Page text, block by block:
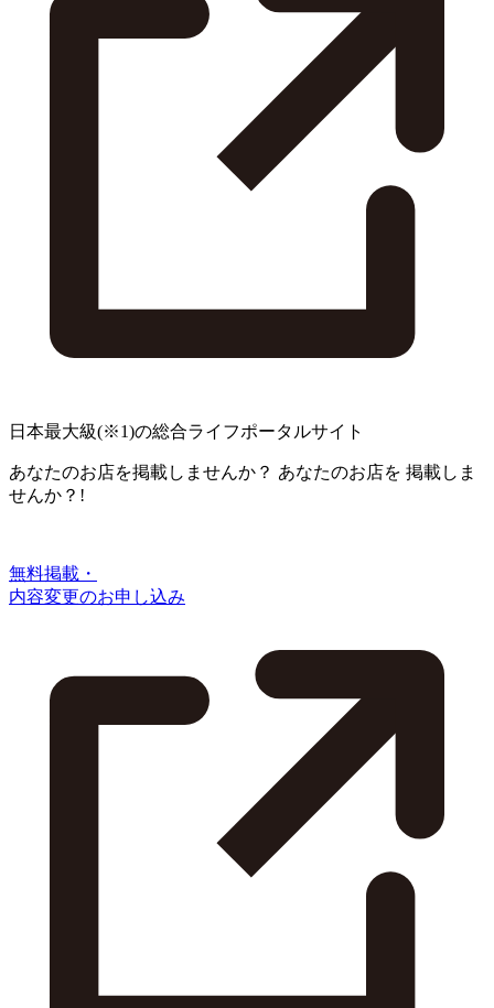
日本最大級(※1)の総合ライフポータルサイト
あなたのお店を掲載しませんか？ あなたのお店を 掲載しま
せんか？!
無料掲載・
内容変更のお申し込み